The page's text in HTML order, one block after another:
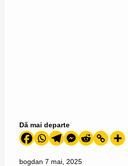
Dă mai departe
bogdan 7 mai, 2025